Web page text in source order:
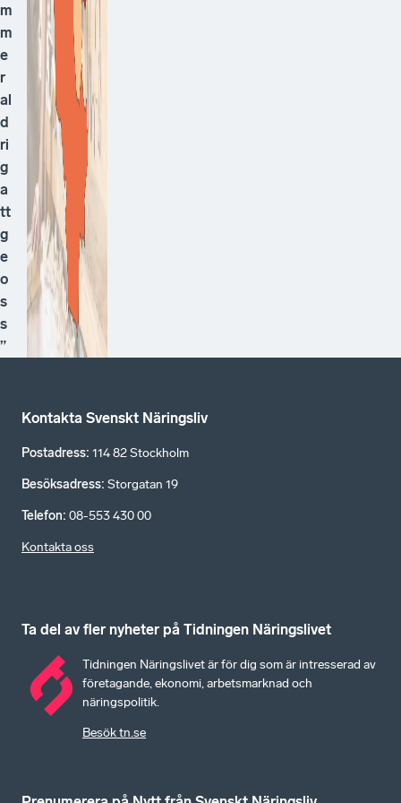
m
m
e
r
al
d
ri
g
a
tt
g
e
o
s
s
”
Kontakta Svenskt Näringsliv
Postadress: 114 82 Stockholm
Besöksadress: Storgatan 19
Telefon: 08-553 430 00
Kontakta oss
Ta del av fler nyheter på Tidningen Näringslivet
Tidningen Näringslivet är för dig som är intresserad av
företagande, ekonomi, arbetsmarknad och
näringspolitik.
Besök tn.se